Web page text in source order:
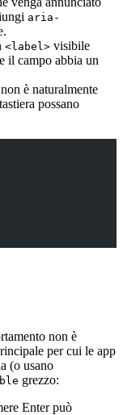
aria-
<label> visibile
il campo abbia un
è naturalmente
possano
non è
per cui le app
(o usano
grezzo:
Enter può